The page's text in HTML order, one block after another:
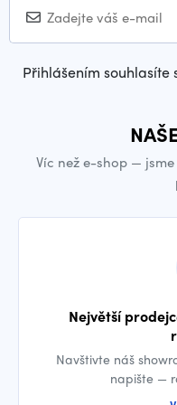
Přihlášením
Víc než e-shop —
Největší
Navštivte náš
napište —